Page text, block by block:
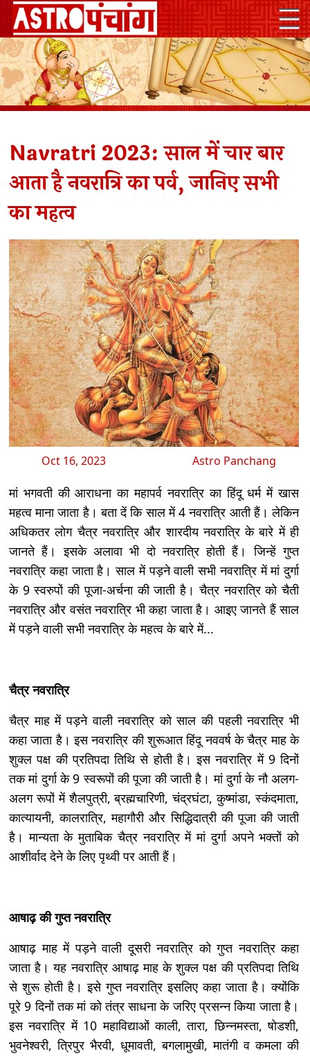
Navratri 2023: साल में चार बार
आता है नवरात्रि का पर्व, जानिए सभी
का महत्व
Oct 16, 2023 Astro Panchang
मां भगवती की आराधना का महापर्व नवरात्रि का हिंदू धर्म में खास
महत्व माना जाता है। बता दें कि साल में 4 नवरात्रि आती हैं। लेकिन
अधिकतर लोग चैत्र नवरात्रि और शारदीय नवरात्रि के बारे में ही
जानते हैं। इसके अलावा भी दो नवरात्रि होती हैं। जिन्हें गुप्त
नवरात्रि कहा जाता है। साल में पड़ने वाली सभी नवरात्रि में मां दुर्गा
के 9 स्वरुपों की पूजा-अर्चना की जाती है। चैत्र नवरात्रि को चैती
नवरात्रि और वसंत नवरात्रि भी कहा जाता है। आइए जानते हैं साल
में पड़ने वाली सभी नवरात्रि के महत्व के बारे में...
चैत्र नवरात्रि
चैत्र माह में पड़ने वाली नवरात्रि को साल की पहली नवरात्रि भी
कहा जाता है। इस नवरात्रि की शुरूआत हिंदू नववर्ष के चैत्र माह के
शुक्ल पक्ष की प्रतिपदा तिथि से होती है। इस नवरात्रि में 9 दिनों
तक मां दुर्गा के 9 स्वरूपों की पूजा की जाती है। मां दुर्गा के नौ अलग-
अलग रूपों में शैलपुत्री, ब्रह्मचारिणी, चंद्रघंटा, कुष्मांडा, स्कंदमाता,
कात्यायनी, कालरात्रि, महागौरी और सिद्धिदात्री की पूजा की जाती
है। मान्यता के मुताबिक चैत्र नवरात्रि में मां दुर्गा अपने भक्तों को
आशीर्वाद देने के लिए पृथ्वी पर आती हैं।
आषाढ़ की गुप्त नवरात्रि
आषाढ़ माह में पड़ने वाली दूसरी नवरात्रि को गुप्त नवरात्रि कहा
जाता है। यह नवरात्रि आषाढ़ माह के शुक्ल पक्ष की प्रतिपदा तिथि
से शुरू होती है। इसे गुप्त नवरात्रि इसलिए कहा जाता है। क्योंकि
पूरे 9 दिनों तक मां को तंत्र साधना के जरिए प्रसन्न किया जाता है।
इस नवरात्रि में 10 महाविद्याओं काली, तारा, छिन्नमस्ता, षोडशी,
भुवनेश्वरी, त्रिपुर भैरवी, धूमावती, बगलामुखी, मातंगी व कमला की